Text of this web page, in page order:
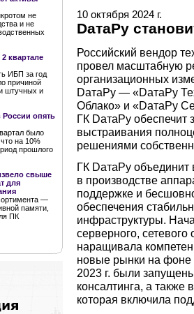
не
и не
квартале
ИБП за год
причиной
штучных и
опять
было
на 10%
прошлого
свыше
для
—
памяти,
ПК
10 октября 2024 г.
DатаРу
Российский вендор
провел масштабную
организационных
DатаРу — «DатаРу
Облако» и «DатаРу
ГК DатаРу обеспечит
выстраивания
решениями
ГК DатаРу объединит
в производстве
поддержке и
обеспечения
инфраструктуры.
серверного,
наращивала
новые рынки на фоне
2023 г. были
консалтинга, а также
которая включила